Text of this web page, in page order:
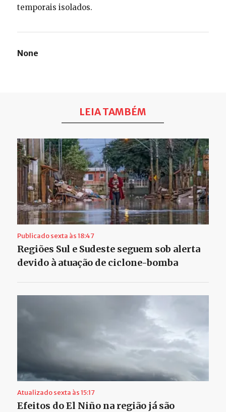
temporais isolados.
None
LEIA TAMBÉM
Publicado sexta às 18:47
Regiões Sul e Sudeste seguem sob alerta
devido à atuação de ciclone-bomba
Atualizado sexta às 15:17
Efeitos do El Niño na região já são